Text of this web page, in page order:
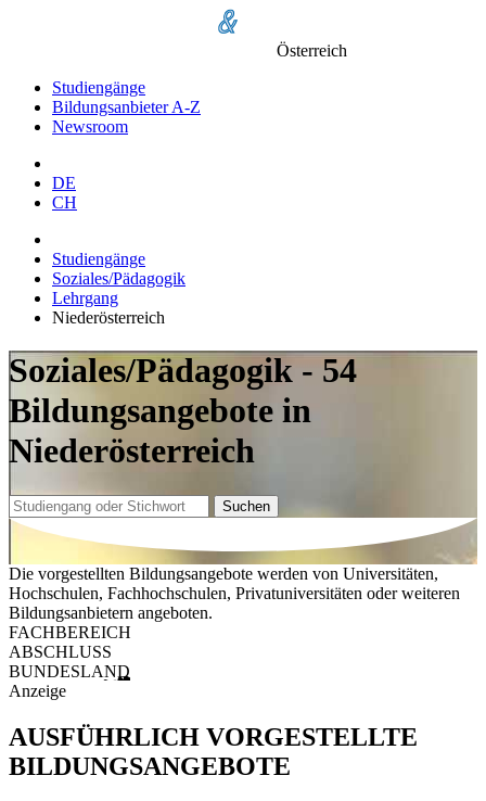
Österreich
Studiengänge
Bildungsanbieter A-Z
Newsroom
DE
CH
Studiengänge
Soziales/Pädagogik
Lehrgang
Niederösterreich
Soziales/Pädagogik - 54
Bildungsangebote in
Niederösterreich
Suchen
Die vorgestellten Bildungsangebote werden von Universitäten,
Hochschulen, Fachhochschulen, Privatuniversitäten oder weiteren
Bildungsanbietern angeboten.
FACHBEREICH
ABSCHLUSS
BUNDESLAND
Anzeige
AUSFÜHRLICH VORGESTELLTE
BILDUNGSANGEBOTE